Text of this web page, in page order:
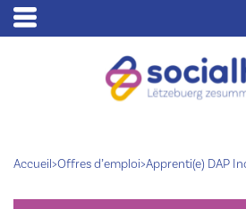
Accueil>Offres d’emploi>Apprenti(e) DAP